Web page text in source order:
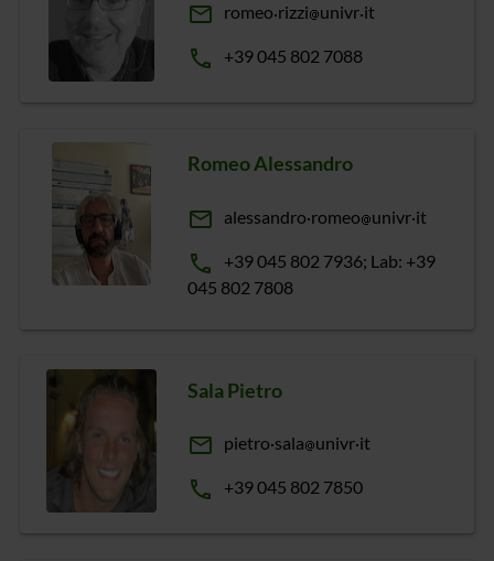
email romeo rizzi univr it
phone +39 045 802 7088
Romeo Alessandro
email alessandro romeo univr it
phone
+39 045 802 7936; Lab: +39
045 802 7808
Sala Pietro
email pietro sala univr it
phone +39 045 802 7850